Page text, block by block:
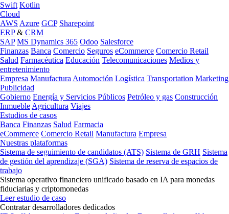
Swift Kotlin
Cloud
AWS Azure GCP Sharepoint
ERP& CRM
SAP MS Dynamics 365 Odoo Salesforce
Finanzas Banca Comercio Seguros eCommerce Comercio Retail
Salud Farmacéutica Educación Telecomunicaciones Medios y
entretenimiento
Empresa Manufactura Automoción Logística Transportation Marketing
Publicidad
Gobierno Energía y Servicios Públicos Petróleo y gas Construcción
Inmueble Agricultura Viajes
Estudios de casos
Banca Finanzas Salud Farmacia
eCommerce Comercio Retail Manufactura Empresa
Nuestras plataformas
Sistema de seguimiento de candidatos (ATS) Sistema de GRH Sistema
de gestión del aprendizaje (SGA) Sistema de reserva de espacios de
trabajo
Sistema operativo financiero unificado basado en IA para monedas
fiduciarias y criptomonedas
Leer estudio de caso
Contratar desarrolladores dedicados